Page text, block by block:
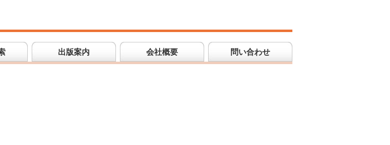
出版案内 会社概要 問い合わせ